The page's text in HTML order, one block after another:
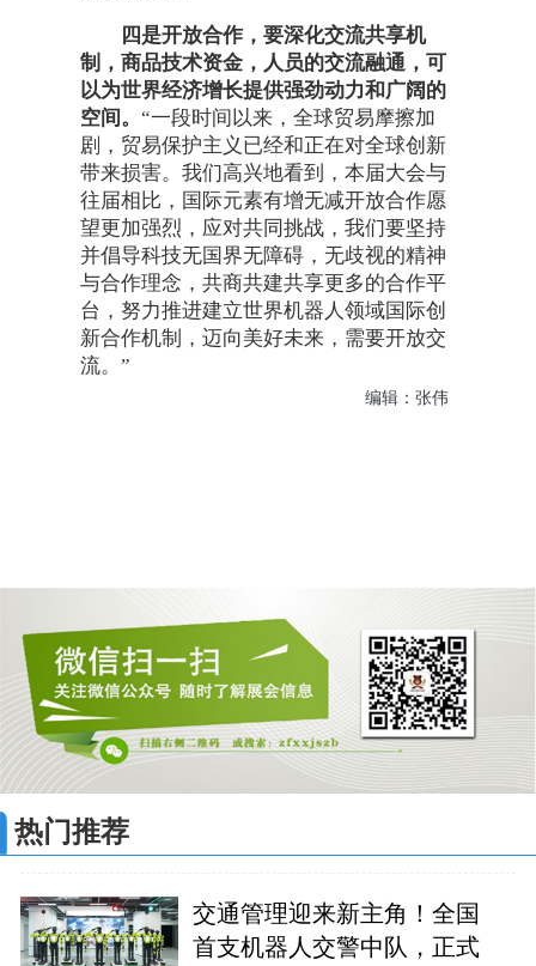
四是开放合作，要深化交流共享机
制，商品技术资金，人员的交流融通，可
以为世界经济增长提供强劲动力和广阔的
空间。“一段时间以来，全球贸易摩擦加
剧，贸易保护主义已经和正在对全球创新
带来损害。我们高兴地看到，本届大会与
往届相比，国际元素有增无减开放合作愿
望更加强烈，应对共同挑战，我们要坚持
并倡导科技无国界无障碍，无歧视的精神
与合作理念，共商共建共享更多的合作平
台，努力推进建立世界机器人领域国际创
新合作机制，迈向美好未来，需要开放交
流。”
编辑：张伟
热门推荐
交通管理迎来新主角！全国
首支机器人交警中队，正式